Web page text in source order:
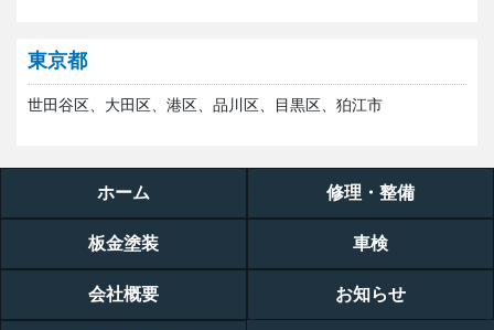
東京都
世田谷区、大田区、港区、品川区、目黒区、狛江市
ホーム 修理・整備
板金塗装 車検
会社概要 お知らせ